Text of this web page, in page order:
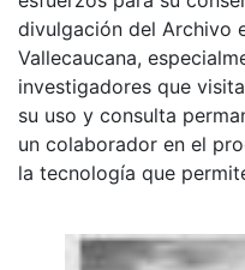
divulgación del Archivo
Vallecaucana,
investigadores que
su uso y consulta
un colaborador en el
la tecnología que